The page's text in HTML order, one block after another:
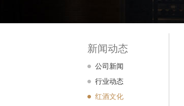
新闻动态
公司新闻
行业动态
红酒文化